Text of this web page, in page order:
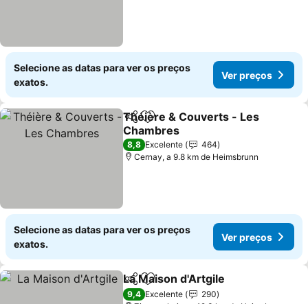
Selecione as datas para ver os preços
exatos.
Ver preços
PartilharAdicionar aos favoritos
Théière & Couverts - Les
Chambres
8,8 Excelente
464
Cernay, a 9.8 km de Heimsbrunn
Selecione as datas para ver os preços
exatos.
Ver preços
PartilharAdicionar aos favoritos
La Maison d'Artgile
9,4 Excelente
290